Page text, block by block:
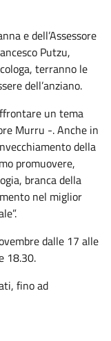
e dell’Assessore
Putzu,
terranno le
dell’anziano.
un tema
Murru -. Anche in
della
promuovere,
branca della
nel miglior
dalle 17 alle
18.30.
fino ad